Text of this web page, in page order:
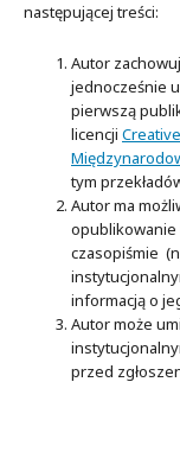
następującej treści:
Autor
jednocześnie
pierwszą
licencji
tym
Autor ma
opublikowanie
czasopiśmie
informacją o
Autor może
przed